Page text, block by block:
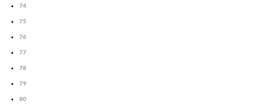
74
75
76
77
78
79
80